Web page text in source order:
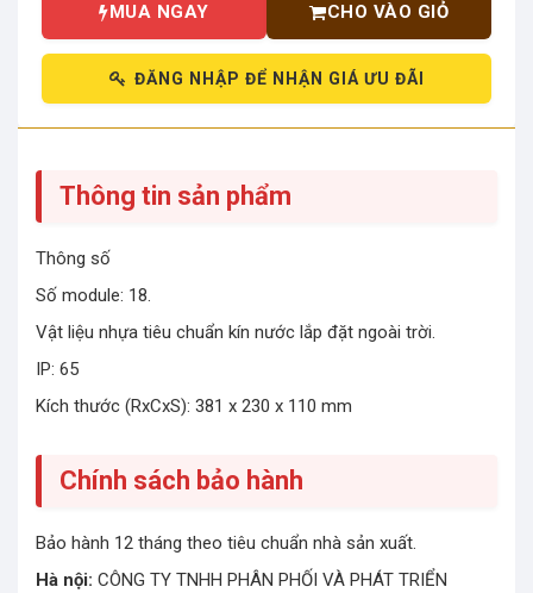
MUA NGAY CHO VÀO GIỎ
ĐĂNG NHẬP ĐỂ NHẬN GIÁ ƯU ĐÃI
Thông tin sản phẩm
Thông số
Số module: 18.
Vật liệu nhựa tiêu chuẩn kín nước lắp đặt ngoài trời.
IP: 65
Kích thước (RxCxS): 381 x 230 x 110 mm
Chính sách bảo hành
Bảo hành 12 tháng theo tiêu chuẩn nhà sản xuất.
Hà nội: CÔNG TY TNHH PHÂN PHỐI VÀ PHÁT TRIỂN